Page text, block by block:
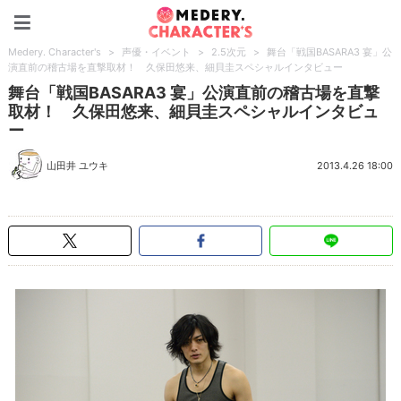
Medery. Character's > 声優・イベント > 2.5次元 >
舞台「戦国BASARA3 宴」公
演直前の稽古場を直撃取材！ 久保田悠来、細貝圭スペシャルインタビュー
舞台「戦国BASARA3 宴」公演直前の稽古場を直撃
取材！ 久保田悠来、細貝圭スペシャルインタビュ
ー
山田井 ユウキ 2013.4.26 18:00